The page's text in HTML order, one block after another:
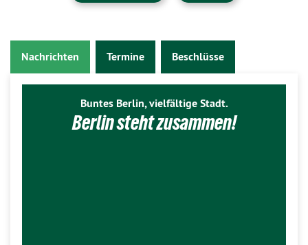
Nachrichten Termine Beschlüsse
Buntes Berlin, vielfältige Stadt.
Berlin steht zusammen!